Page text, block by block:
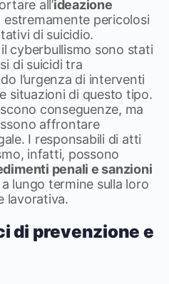
all’ideazione
estremamente pericolosi
di suicidio.
cyberbullismo sono stati
di suicidi tra
l’urgenza di interventi
situazioni di questo tipo.
conseguenze, ma
affrontare
I responsabili di atti
infatti, possono
penali e sanzioni
lungo termine sulla loro
lavorativa.
di prevenzione e